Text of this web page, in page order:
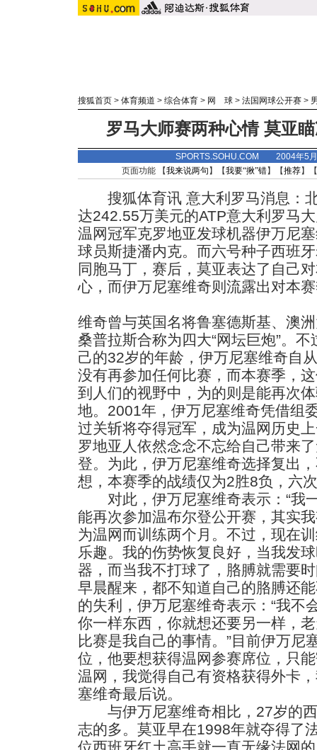
搜狐首页 > 体育频道 > 综合体育 > 网 球 > 法国网球公开赛 >
罗马大师赛两种心情 莫亚
SPORTS.SOHU.COM 2004年5
页面功能 【我来说两句 】【我要“揪”错】【推荐】
搜狐体育讯 意大利罗马消息：
达242.55万美元的ATP意大利罗马
温网冠军克罗地亚发球机器伊万尼
球员斯捷潘内克。而六号种子西班
同胞马丁，赛后，莫亚表达了自己
心，而伊万尼塞维奇则流露出对本
维奇曾与英国名将鲁塞德斯基、澳
桑普拉斯合称为四大“网坛巨炮”。
己的32岁的年龄，伊万尼塞维奇自
没有再参加任何比赛，而本赛季，
到人们的视野中，为的则是能再次
地。2001年，伊万尼塞维奇凭借组
过关斩将夺得冠军，成为温网历史
罗地亚人依然念念不忘给自己带来
登。为此，伊万尼塞维奇选择复出
想，本赛季的战绩仅为2胜8负，六
对此，伊万尼塞维奇表示：“我
能再次参加温布尔登公开赛，其实
为温网而训练两个月。不过，现在
乐趣。我的伤势恢复良好，当我发
器，而当我不打球了，胳膊就需要
早晨醒来，都不知道自己的胳膊还
的失利，伊万尼塞维奇表示：“我不
你一样东西，你就想还要另一样，
比赛是我自己的事情。”目前伊万尼
位，他要想获得温网参赛席位，只
温网，我觉得自己有资格获得外卡
塞维奇最后说。
与伊万尼塞维奇相比，27岁的西
志的多。莫亚早在1998年就夺得了